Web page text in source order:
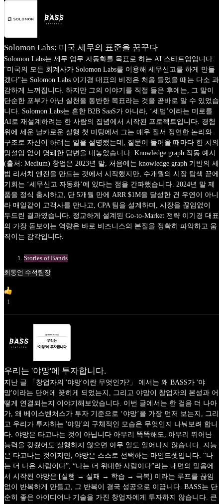
Solomon Labs: 미국 세무의 표준을 꿈꾸다
Solomon Labs는 세무 업무 자동화를 목표로 하는 AI 스타트업입니다.
"미국의 모든 회계사가 Solomon Labs를 이용해 세무신고를 하게 만들
겠다"는 Solomon Labs 이기경 대표의 비전은 처음 들었을 때는 다소 과
감하게 느껴집니다. 하지만 그의 이야기를 직접 들은 후에는, 그 말이
단순한 포부가 아닌 실천을 동반한 목표라는 것을 곧바로 알 수 있었습
니다. Solomon Labs는 흔한 B2B SaaS가 아니라, ‘세법’이라는 미로를
AI로 재설계하려는 한 사람의 집념에서 시작된 프로젝트입니다. 경험
위에 세운 날카로운 실행 첫 미팅에서 그는 매우 질서 정연한 논리와
구조로 자신이 하려는 일을 설명했는데, 질문이 들어올 때마다 한 치의
망설임 없이 명쾌한 답변을 내놓았습니다. Knowledge graph 작동 예시
(출처: Medium) 창업은 2023년 말, 처음에는 knowledge graph 기반의 세
법 리서치 엔진을 만드는 것에서 시작했지만, 수개월의 시장 탐색 끝에
기회는 ‘세무신고 자동화’에 있다는 점을 간파했습니다. 2024년 말 제
품을 정식 출시하고, 단 5개월 만에 ARR $1M을 달성한 건 우연이 아니
라 매일같이 고객사를 만나고, CPA 팀을 설계하며, 시장을 끊임없이
두드린 결과였습니다. 정교하게 설계된 Go-to-Market 전략 이기경 대표
의 가장 돋보이는 역량은 바로 비즈니스의 본질을 정확히 파악하고 움
직이는 감각입니다.
Stories of Bands
최동언 수석팀장
1
우리는 '야망'에 투자합니다.
지난 글 「창업자의 '야망'이란 무엇인가?」 에서는 왜 BASS가 '야
망'이라는 단어에 꽂히게 되었는지, 그리고 야망이 창업자의 본성과 어
떻게 연결되는지 이야기해보았습니다. 이번 글에서는 한 걸음 더 나아
가, 왜 베이스벤처스가 투자 기준으로 ‘야망’을 가장 먼저 보는지, 그리
고 우리가 투자하는 '야망'의 구체적인 모습은 무엇인지 나눠보려 합니
다. 야망은 타고나는 것이 아닙니다 아무리 똑똑해도, 아무리 뛰어난
능력을 갖췄어도 실행하지 않으면 아무 일도 일어나지 않습니다. 지능
은 타고나는 것이지만, 야망은 스스로 선택하는 마인드셋입니다. “나
는 더 나은 사람이다”, “나는 더 위대한 사람이다”라는 내면의 믿음에
서 시작된 야망은 [실행 → 실패 → 학습 → 극복] 이라는 루프를 끊임
없이 반복하게 만들고, 그 반복이 결국 성공으로 이끕니다. BASS는 단
순히 좋은 아이디어나 기술을 가진 창업자에게 투자하지 않습니다. 큰